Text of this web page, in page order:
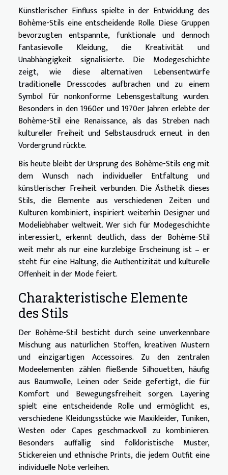
Künstlerischer Einfluss spielte in der Entwicklung des
Bohème-Stils eine entscheidende Rolle. Diese Gruppen
bevorzugten entspannte, funktionale und dennoch
fantasievolle Kleidung, die Kreativität und
Unabhängigkeit signalisierte. Die Modegeschichte
zeigt, wie diese alternativen Lebensentwürfe
traditionelle Dresscodes aufbrachen und zu einem
Symbol für nonkonforme Lebensgestaltung wurden.
Besonders in den 1960er und 1970er Jahren erlebte der
Bohème-Stil eine Renaissance, als das Streben nach
kultureller Freiheit und Selbstausdruck erneut in den
Vordergrund rückte.
Bis heute bleibt der Ursprung des Bohème-Stils eng mit
dem Wunsch nach individueller Entfaltung und
künstlerischer Freiheit verbunden. Die Ästhetik dieses
Stils, die Elemente aus verschiedenen Zeiten und
Kulturen kombiniert, inspiriert weiterhin Designer und
Modeliebhaber weltweit. Wer sich für Modegeschichte
interessiert, erkennt deutlich, dass der Bohème-Stil
weit mehr als nur eine kurzlebige Erscheinung ist – er
steht für eine Haltung, die Authentizität und kulturelle
Offenheit in der Mode feiert.
Charakteristische Elemente
des Stils
Der Bohème-Stil besticht durch seine unverkennbare
Mischung aus natürlichen Stoffen, kreativen Mustern
und einzigartigen Accessoires. Zu den zentralen
Modeelementen zählen fließende Silhouetten, häufig
aus Baumwolle, Leinen oder Seide gefertigt, die für
Komfort und Bewegungsfreiheit sorgen. Layering
spielt eine entscheidende Rolle und ermöglicht es,
verschiedene Kleidungsstücke wie Maxikleider, Tuniken,
Westen oder Capes geschmackvoll zu kombinieren.
Besonders auffällig sind folkloristische Muster,
Stickereien und ethnische Prints, die jedem Outfit eine
individuelle Note verleihen.